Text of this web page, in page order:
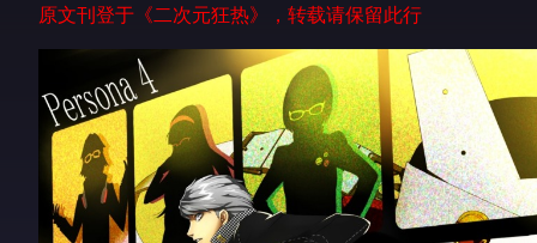
原文刊登于《二次元狂热》，转载请保留此行